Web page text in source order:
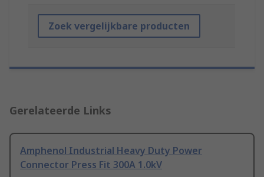
Zoek vergelijkbare producten
Gerelateerde Links
Amphenol Industrial Heavy Duty Power
Connector Press Fit 300A 1.0kV